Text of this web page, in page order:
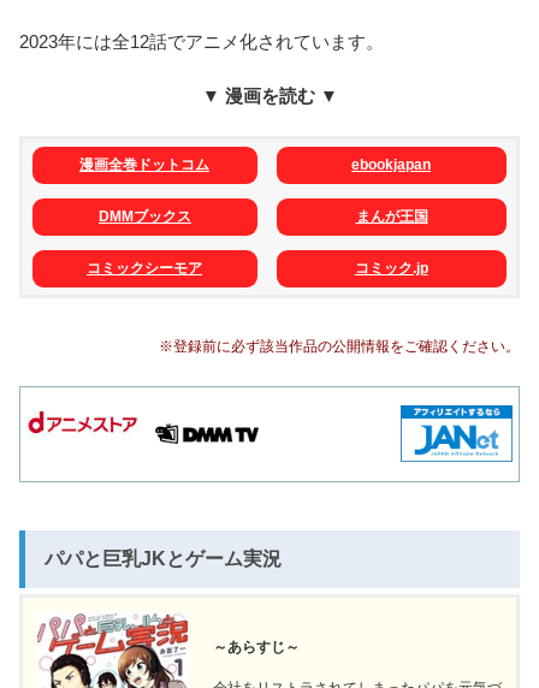
2023年には全12話でアニメ化されています。
▼ 漫画を読む ▼
漫画全巻ドットコム ebookjapan
DMMブックス まんが王国
コミックシーモア コミック.jp
※登録前に必ず該当作品の公開情報をご確認ください。
パパと巨乳JKとゲーム実況
～あらすじ～